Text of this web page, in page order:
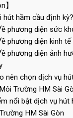
】
hút hầm cầu định kỳ?
phương diện sức
phương diện kinh tế
phương diện ảnh
nên chọn dịch vụ
Trường HM Sài
nổi bật dịch vụ hút
HM Sài Gòn